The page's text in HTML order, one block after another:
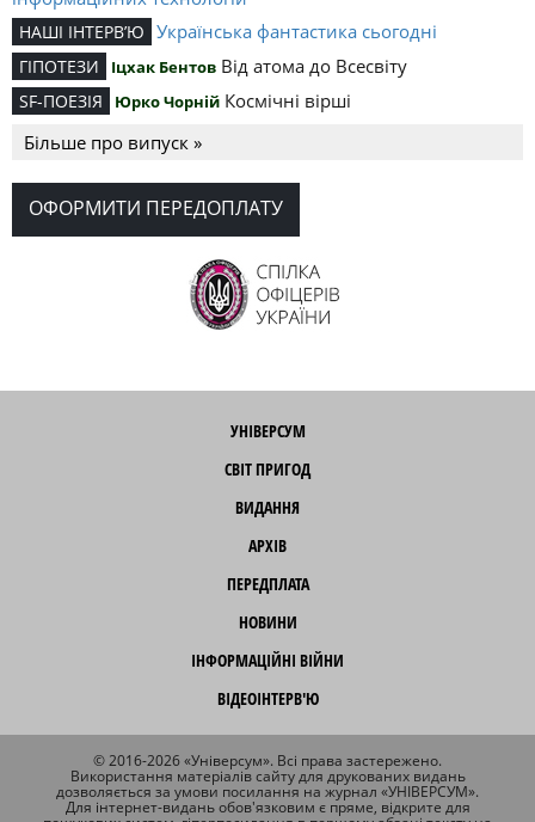
НАШІ ІНТЕРВ’Ю Українська фантастика сьогодні
ГІПОТЕЗИ Іцхак Бентов Від атома до Всесвіту
SF-ПОЕЗІЯ Юрко Чорній Космічні вірші
Більше про випуск »
ОФОРМИТИ ПЕРЕДОПЛАТУ
УНІВЕРСУМ
СВІТ ПРИГОД
ВИДАННЯ
АРХІВ
ПЕРЕДПЛАТА
НОВИНИ
ІНФОРМАЦІЙНІ ВІЙНИ
ВІДЕОІНТЕРВ'Ю
© 2016-2026 «Універсум». Всі права застережено.
Використання матеріалів сайту для друкованих видань
дозволяється за умови посилання на журнал «УНІВЕРСУМ».
Для інтернет-видань обов'язковим є пряме, відкрите для